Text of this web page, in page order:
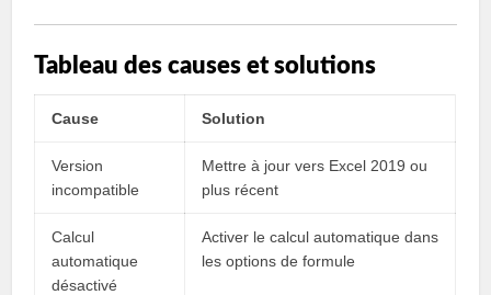
Tableau des causes et solutions
Cause Solution
Version
incompatible
Mettre à jour vers Excel 2019 ou
plus récent
Calcul
automatique
désactivé
Activer le calcul automatique dans
les options de formule